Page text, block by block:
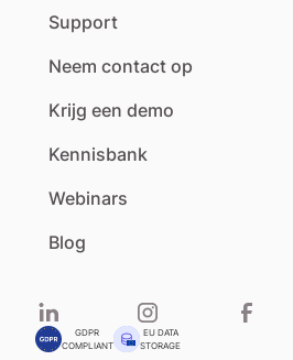
Support
Neem contact op
Krijg een demo
Kennisbank
Webinars
Blog
GDPR
COMPLIANT
EU DATA
STORAGE